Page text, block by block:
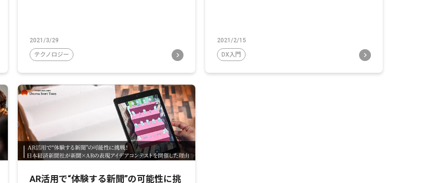
2021/3/29
テクノロジー
2021/2/15
DX入門
AR活用で“体験する新聞”の可能性に挑